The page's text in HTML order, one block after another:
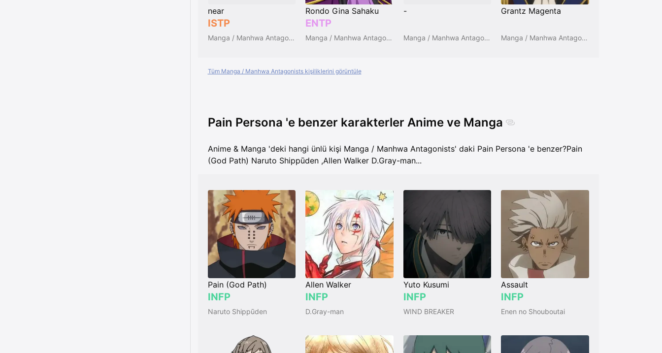
near
ISTP
Manga / Manhwa Antagonists
Rondo Gina Sahaku
ENTP
Manga / Manhwa Antagonists
-
Manga / Manhwa Antagonists
Grantz Magenta
Manga / Manhwa Antagonists
Tüm Manga / Manhwa Antagonists kişiliklerini görüntüle
Pain Persona 'e benzer karakterler Anime ve Manga
Anime & Manga 'deki hangi ünlü kişi Manga / Manhwa Antagonists' daki Pain Persona 'e benzer?Pain
(God Path) Naruto Shippūden,Allen Walker D.Gray-man...
Pain (God Path)
INFP
Naruto Shippūden
Allen Walker
INFP
D.Gray-man
Yuto Kusumi
INFP
WIND BREAKER
Assault
INFP
Enen no Shouboutai